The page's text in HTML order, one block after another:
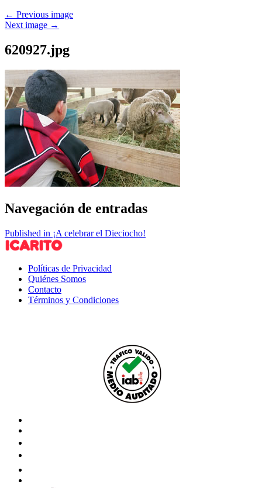
← Previous image
Next image →
620927.jpg
Navegación de entradas
Published in ¡A celebrar el Dieciocho!
Políticas de Privacidad
Quiénes Somos
Contacto
Términos y Condiciones